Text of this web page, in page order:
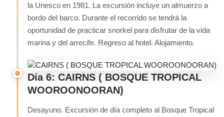
la Unesco en 1981. La excursión incluye un almuerzo a
bordo del barco. Durante el recorrido se tendrá la
oportunidad de practicar snorkel para disfrutar de la vida
marina y del arrecife. Regreso al hotel. Alojamiento.
Día 6: CAIRNS ( BOSQUE TROPICAL
WOOROONOORAN)
Desayuno. Excursión de día completo al Bosque Tropical